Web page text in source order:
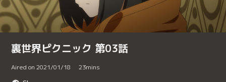
裏世界ピクニック 第03話
Aired on 2021/01/18 23mins